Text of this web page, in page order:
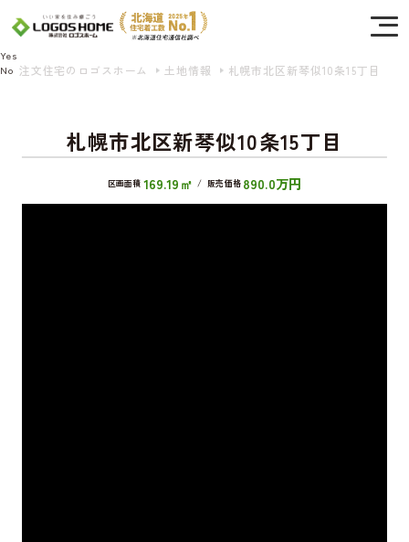
注文住宅のロゴスホーム 土地情報 札幌市北区新琴似10条15丁目
札幌市北区新琴似10条15丁目
区画面積 169.19㎡ / 販売価格 890.0万円
Cookie を使用して、お客様の活動を追跡してもよろしいですか? 当社ではお客様の
プライバシーを極めて重視しています。詳細について、およびご質問がある場合
は、当社のプライバシーポリシーをご覧ください。
Yes
No